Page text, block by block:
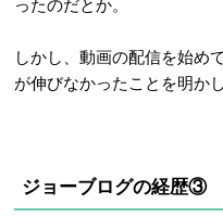
ったのだとか。
しかし、動画の配信を始め
が伸びなかったことを明か
ジョーブログの経歴③